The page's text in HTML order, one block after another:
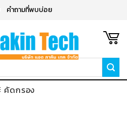
คำถามที่พบบ่อย
คัดกรอง